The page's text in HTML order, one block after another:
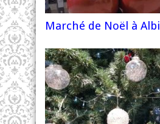
Marché de Noël à Albi